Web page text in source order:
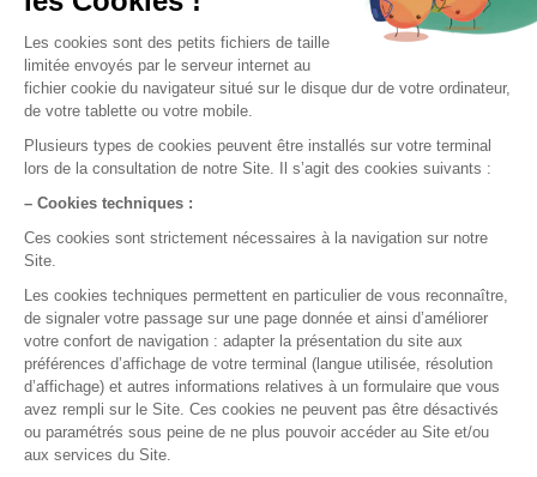
l’échange d’informations avec votre médecin
traitant.
Testez gratuitement notreaide à la télétransmission
Prêt à nous essayer ?
Essayez gratuitement ou demandez une démo
Test gratuit